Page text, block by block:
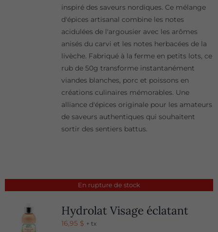
inspiré des saveurs nordiques. Ce mélange
d'épices artisanal combine les notes
acidulées de l'argousier avec les arômes
anisés du carvi et les notes herbacées de la
livèche. Fabriqué à la ferme en petits lots, ce
rub de 50g transforme instantanément
viandes blanches, porc et poissons en
créations culinaires mémorables. Une
alliance d'épices originale pour les amateurs
de saveurs authentiques qui souhaitent
sortir des sentiers battus.
En rupture de stock
Hydrolat Visage éclatant
16,95 $ + tx